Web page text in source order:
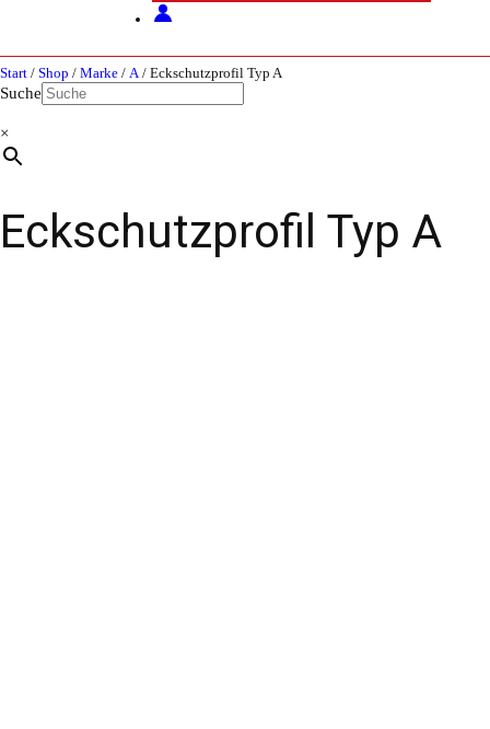
Start / Shop / Marke / A/ Eckschutzprofil Typ A
Suche
×
Eckschutzprofil Typ A